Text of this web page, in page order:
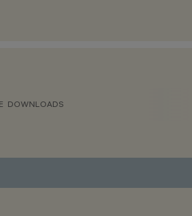
DOWNLOADS